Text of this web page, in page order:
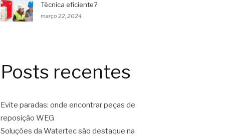
Técnica eficiente?
março 22, 2024
Posts recentes
Evite paradas: onde encontrar peças de
reposição WEG
Soluções da Watertec são destaque na